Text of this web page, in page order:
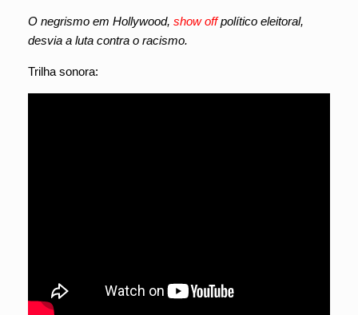
O negrismo em Hollywood, show offpolítico eleitoral,
desvia a luta contra o racismo.
Trilha sonora: